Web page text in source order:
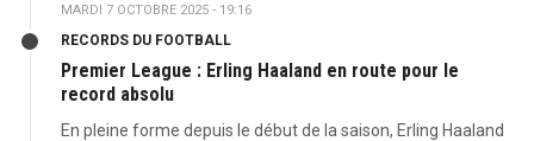
MARDI 7 OCTOBRE 2025 - 19:16
RECORDS DU FOOTBALL
Premier League : Erling Haaland en route pour le
record absolu
En pleine forme depuis le début de la saison, Erling Haaland